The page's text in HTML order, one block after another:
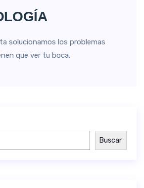
solucionamos los problemas
que ver tu boca.
Buscar